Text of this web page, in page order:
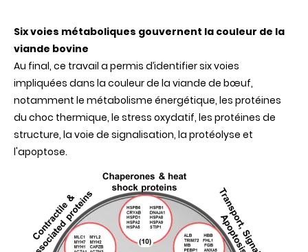
Six voies métaboliques gouvernent la couleur de la
viande bovine
Au final, ce travail a permis d’identifier six voies
impliquées dans la couleur de la viande de bœuf,
notamment le métabolisme énergétique, les protéines
du choc thermique, le stress oxydatif, les protéines de
structure, la voie de signalisation, la protéolyse et
l'apoptose.